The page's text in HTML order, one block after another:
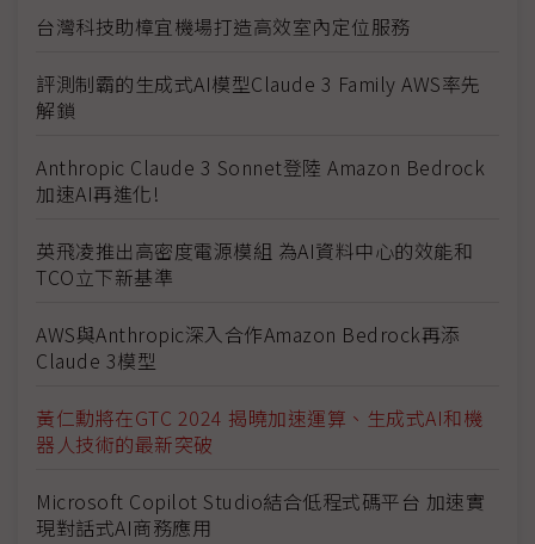
台灣科技助樟宜機場打造高效室內定位服務
評測制霸的生成式AI模型Claude 3 Family AWS率先
解鎖
Anthropic Claude 3 Sonnet登陸 Amazon Bedrock
加速AI再進化!
英飛凌推出高密度電源模組 為AI資料中心的效能和
TCO立下新基準
AWS與Anthropic深入合作Amazon Bedrock再添
Claude 3模型
黃仁勳將在GTC 2024 揭曉加速運算、生成式AI和機
器人技術的最新突破
Microsoft Copilot Studio結合低程式碼平台 加速實
現對話式AI商務應用